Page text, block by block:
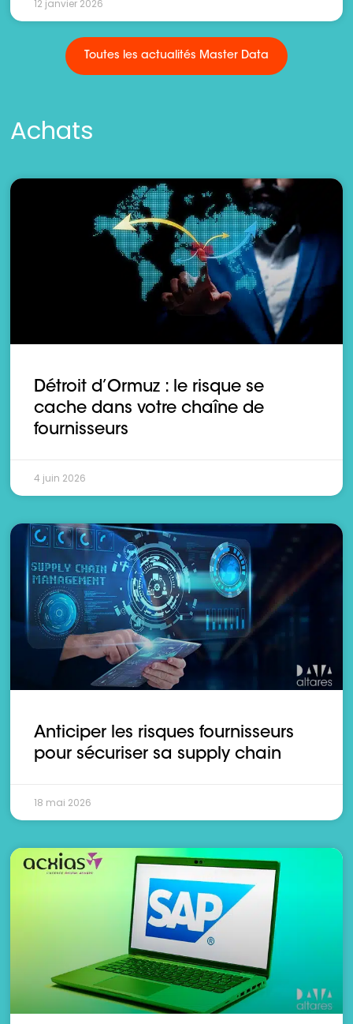
12 janvier 2026
Toutes les actualités Master Data
Achats
Détroit d’Ormuz : le risque se
cache dans votre chaîne de
fournisseurs
4 juin 2026
Anticiper les risques fournisseurs
pour sécuriser sa supply chain
18 mai 2026